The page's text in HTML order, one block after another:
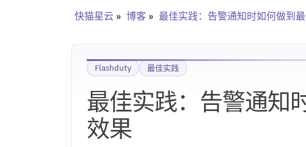
快猫星云 博客 最佳实践：告警通知时如何做到
Flashduty 最佳实践
最佳实践：告警通知
效果